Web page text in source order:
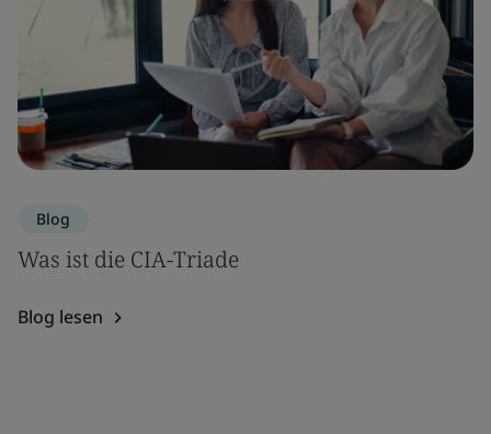
Blog
Was ist die CIA-Triade
Blog lesen